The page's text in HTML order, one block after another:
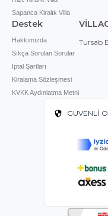
Sapanca Kiralık Villa
Destek
Hakkımızda
Sıkça Sorulan Sorular
İptal Şartları
Kiralama Sözleşmesi
KVKK Aydınlatma Metni
Tursab
GÜVENLİ